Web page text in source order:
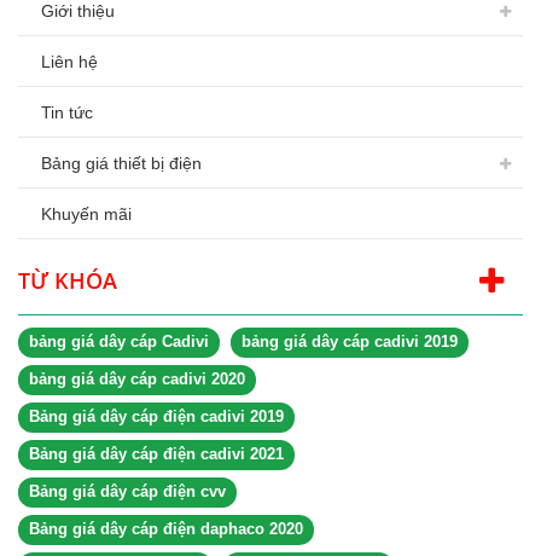
Giới thiệu
Liên hệ
Tin tức
Bảng giá thiết bị điện
Khuyến mãi
TỪ KHÓA
bảng giá dây cáp Cadivi bảng giá dây cáp cadivi 2019
bảng giá dây cáp cadivi 2020
Bảng giá dây cáp điện cadivi 2019
Bảng giá dây cáp điện cadivi 2021
Bảng giá dây cáp điện cvv
Bảng giá dây cáp điện daphaco 2020